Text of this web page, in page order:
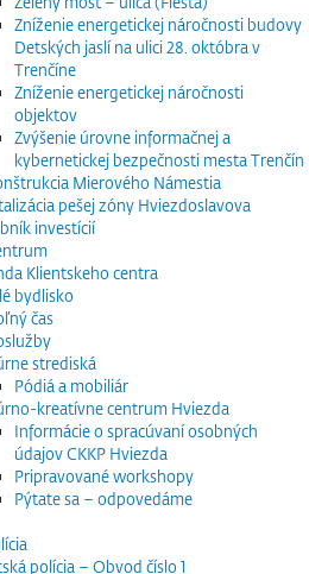
Zníženie energetickej náročnosti budovy
Detských jaslí na ulici 28. októbra v
Trenčíne
Zníženie energetickej náročnosti
objektov
Zvýšenie úrovne informačnej a
kybernetickej bezpečnosti mesta Trenčín
Mierového Námestia
pešej zóny Hviezdoslavova
investícií
Klientskeho centra
bydlisko
čas
strediská
Pódiá a mobiliár
kreatívne centrum Hviezda
Informácie o spracúvaní osobných
údajov CKKP Hviezda
Pripravované workshopy
Pýtate sa – odpovedáme
polícia – Obvod číslo 1